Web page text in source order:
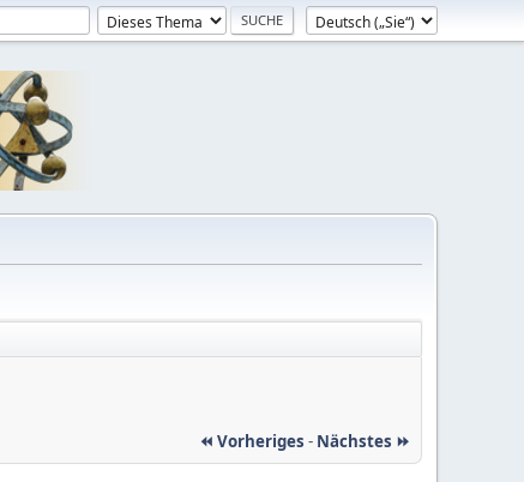
⏪ Vorheriges - Nächstes ⏩